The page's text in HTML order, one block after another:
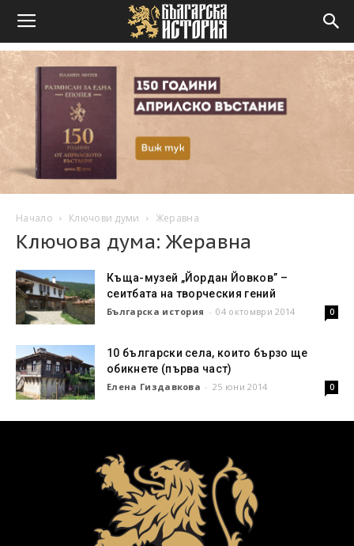
Начало Ключови думи Жеравна
Ключова дума: Жеравна
Къща-музей „Йордан Йовков” –
сеитбата на творческия гений
Българска история - 04 октомври 2014 0
10 български села, които бързо ще
обикнете (първа част)
Елена Гиздавкова - 25 юни 2014 0